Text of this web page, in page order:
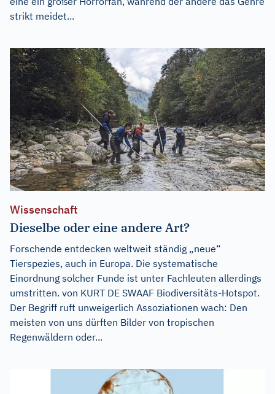
strikt meidet...
Wissenschaft
Dieselbe oder eine andere Art?
Forschende entdecken weltweit ständig „neue“
Tierspezies, auch in Europa. Die systematische
Einordnung solcher Funde ist unter Fachleuten allerdings
umstritten. von KURT DE SWAAF Biodiversitäts-Hotspot.
Der Begriff ruft unweigerlich Assoziationen wach: Den
meisten von uns dürften Bilder von tropischen
Regenwäldern oder...